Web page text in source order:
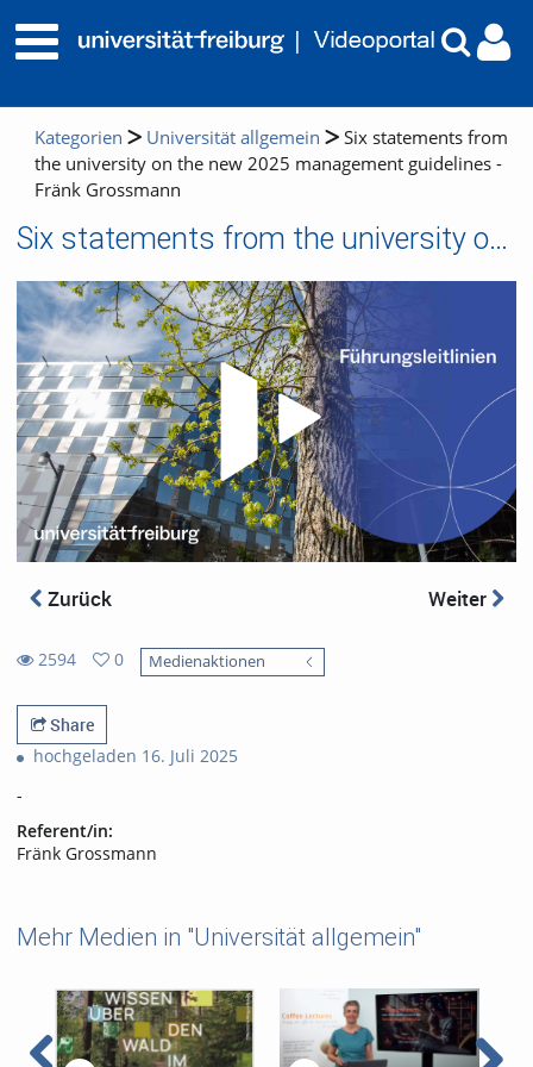
Kategorien Universität allgemein
Six statements from
the university on the new 2025 management guidelines -
Fränk Grossmann
Six statements from the university on the new 2025 management guidelines - Fränk Grossmann
Zurück Weiter
2594
views
0
favorites
Medienaktionen
Share
hochgeladen 16. Juli 2025
-
Referent/in:
Fränk Grossmann
Mehr Medien in "Universität allgemein"